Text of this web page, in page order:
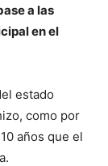
a las
en el
estado
como por
años que el